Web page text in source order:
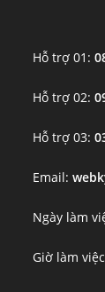
Hỗ trợ 01:
Hỗ trợ 02:
Hỗ trợ 03:
Email:
Ngày làm
Giờ làm